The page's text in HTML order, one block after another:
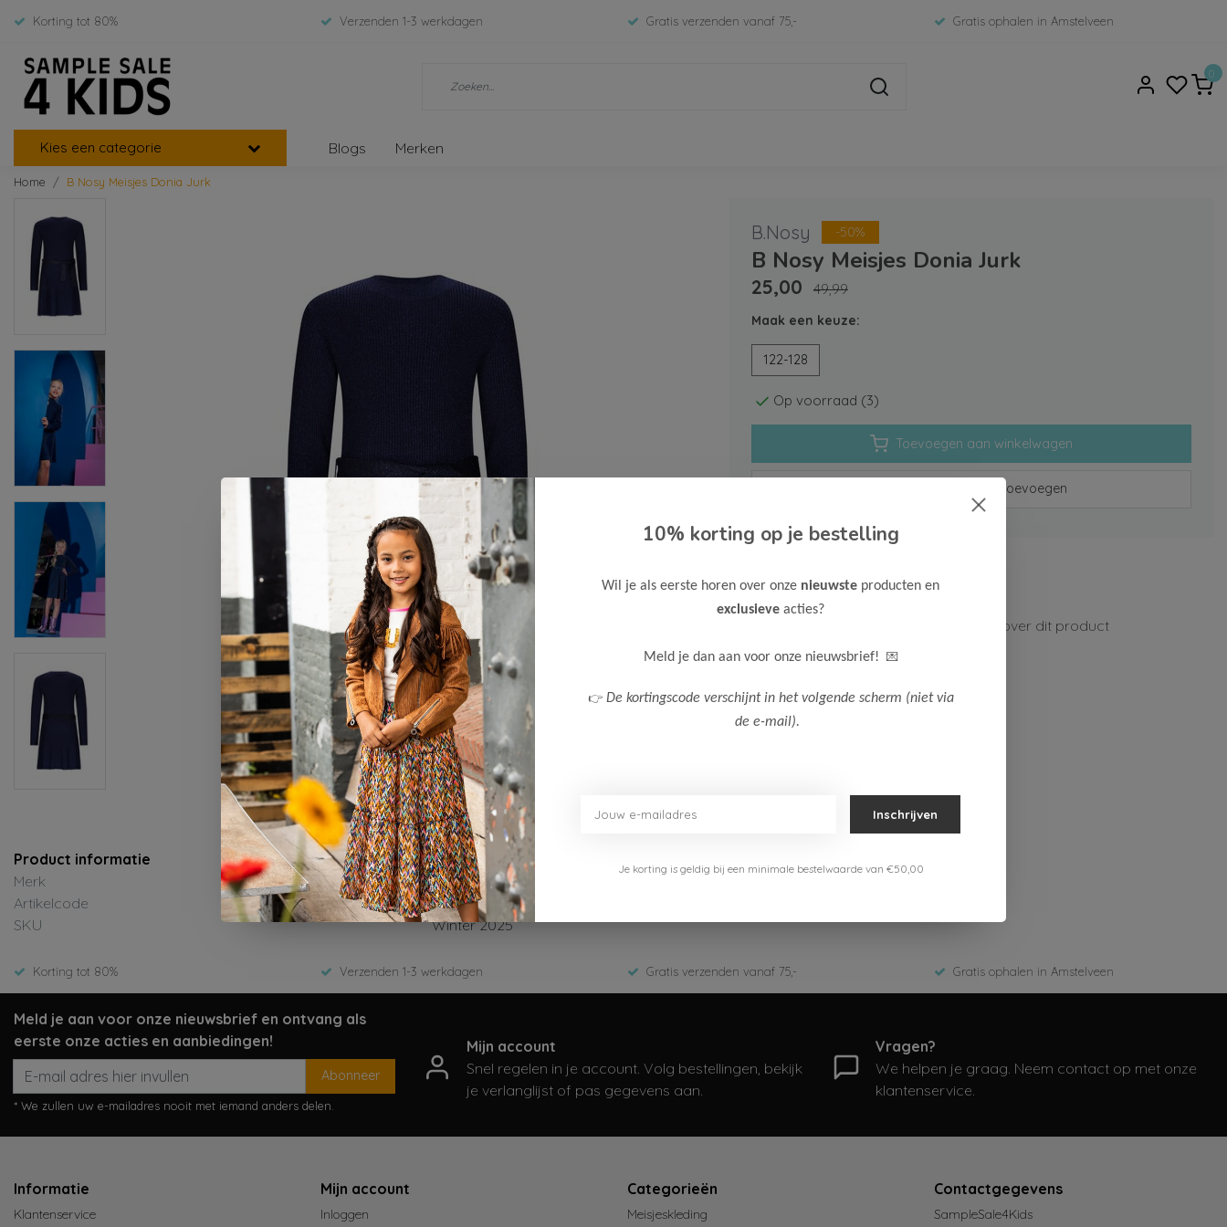
Korting tot 80% Verzenden 1-3 werkdagen Gratis verzenden vanaf 75,- Gratis ophalen in Amstelveen
0
Kies een categorie Blogs Merken
Home B Nosy Meisjes Donia Jurk
B.Nosy -50%
B Nosy Meisjes Donia Jurk
25,00 49,99
Maak een keuze:
122-128
Op voorraad (3)
Toevoegen aan winkelwagen
Aan verlanglijst toevoegen
Verzenden 1-3 werkdagen
Neem contact op over dit product
Product informatie
Merk
B.Nosy
Artikelcode
Y508-5833-190-Navy
SKU
Winter 2025
Korting tot 80% Verzenden 1-3 werkdagen Gratis verzenden vanaf 75,- Gratis ophalen in Amstelveen
Meld je aan voor onze nieuwsbrief en ontvang als
eerste onze acties en aanbiedingen!
Abonneer
* We zullen uw e-mailadres nooit met iemand anders delen.
Mijn account
Snel regelen in je account. Volg bestellingen, bekijk
je verlanglijst of pas gegevens aan.
Vragen?
We helpen je graag. Neem contact op met onze
klantenservice.
Informatie
Klantenservice
Mijn account
Inloggen
Categorieën
Meisjeskleding
Contactgegevens
SampleSale4Kids
10% korting op je bestelling
Wil je als eerste horen over onze nieuwste producten en
exclusieve acties?
Meld je dan aan voor onze nieuwsbrief! 💌
👉 De kortingscode verschijnt in het volgende scherm (niet via
de e-mail).
Inschrijven
Je korting is geldig bij een minimale bestelwaarde van €50,00